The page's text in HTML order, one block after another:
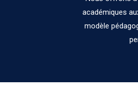
académiques
modèle